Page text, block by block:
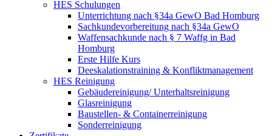
HES Schulungen
Unterrichtung nach §34a GewO Bad Homburg
Sachkundevorbereitung nach §34a GewO
Waffensachkunde nach § 7 Waffg in Bad
Homburg
Erste Hilfe Kurs
Deeskalationstraining & Konfliktmanagement
HES Reinigung
Gebäudereinigung/ Unterhaltsreinigung
Glasreinigung
Baustellen- & Containerreinigung
Sonderreinigung